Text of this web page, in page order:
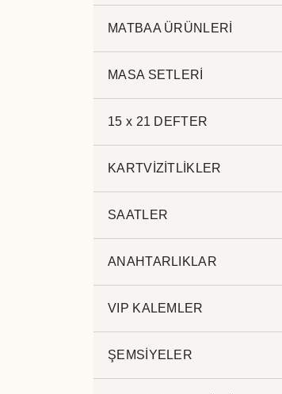
MATBAA ÜRÜNLERİ
MASA SETLERİ
15 x 21 DEFTER
KARTVİZİTLİKLER
SAATLER
ANAHTARLIKLAR
VIP KALEMLER
ŞEMSİYELER
Açıklama